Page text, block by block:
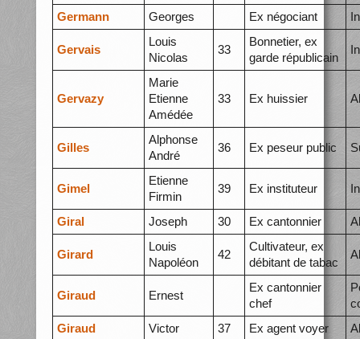
Germann Georges Ex négociant
Gervais
Louis
Nicolas
33
Bonnetier, ex
garde républicain
Gervazy
Marie
Etienne
Amédée
33 Ex huissier
Gilles
Alphonse
André
36 Ex peseur public
Gimel
Etienne
Firmin
39 Ex instituteur
Giral Joseph 30 Ex cantonnier
Girard
Louis
Napoléon
42
Cultivateur, ex
débitant de tabac
Giraud Ernest
Ex cantonnier
chef
Giraud
Victor 37 Ex agent voyer